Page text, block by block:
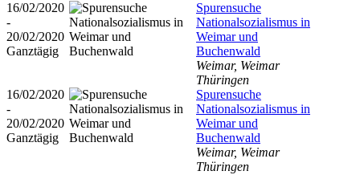
16/02/2020
-
20/02/2020
Ganztägig
Spurensuche
Nationalsozialismus in
Weimar und
Buchenwald
Weimar, Weimar
Thüringen
16/02/2020
-
20/02/2020
Ganztägig
Spurensuche
Nationalsozialismus in
Weimar und
Buchenwald
Weimar, Weimar
Thüringen